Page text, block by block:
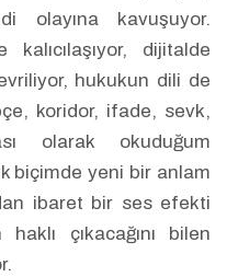
olayına kavuşuyor.
dijitalde
hukukun dili de
koridor, ifade, sevk,
olarak okuduğum
biçimde yeni bir anlam
ibaret bir ses efekti
çıkacağını bilen